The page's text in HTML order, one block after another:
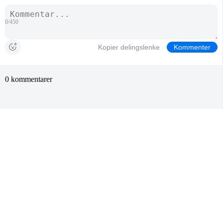
0/450
Kopier delingslenke Kommenter
0 kommentarer